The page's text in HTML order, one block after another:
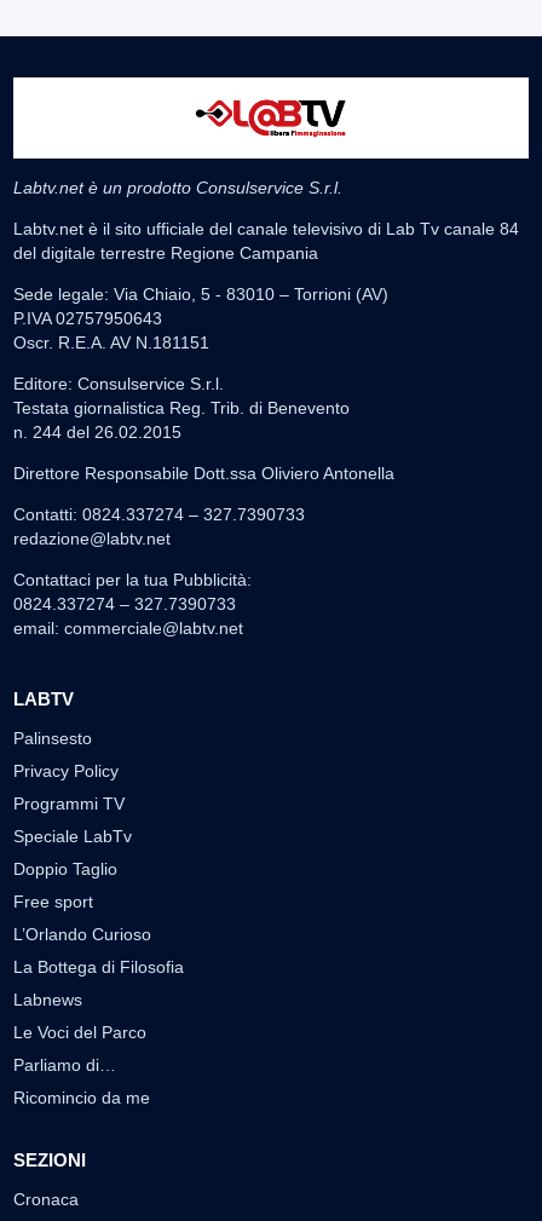
Labtv.net è un prodotto Consulservice S.r.l.
Labtv.net è il sito ufficiale del canale televisivo di Lab Tv canale 84
del digitale terrestre Regione Campania
Sede legale: Via Chiaio, 5 - 83010 – Torrioni (AV)
P.IVA 02757950643
Oscr. R.E.A. AV N.181151
Editore: Consulservice S.r.l.
Testata giornalistica Reg. Trib. di Benevento
n. 244 del 26.02.2015
Direttore Responsabile Dott.ssa Oliviero Antonella
Contatti: 0824.337274 – 327.7390733
redazione@labtv.net
Contattaci per la tua Pubblicità:
0824.337274 – 327.7390733
email: commerciale@labtv.net
LABTV
Palinsesto
Privacy Policy
Programmi TV
Speciale LabTv
Doppio Taglio
Free sport
L’Orlando Curioso
La Bottega di Filosofia
Labnews
Le Voci del Parco
Parliamo di…
Ricomincio da me
SEZIONI
Cronaca